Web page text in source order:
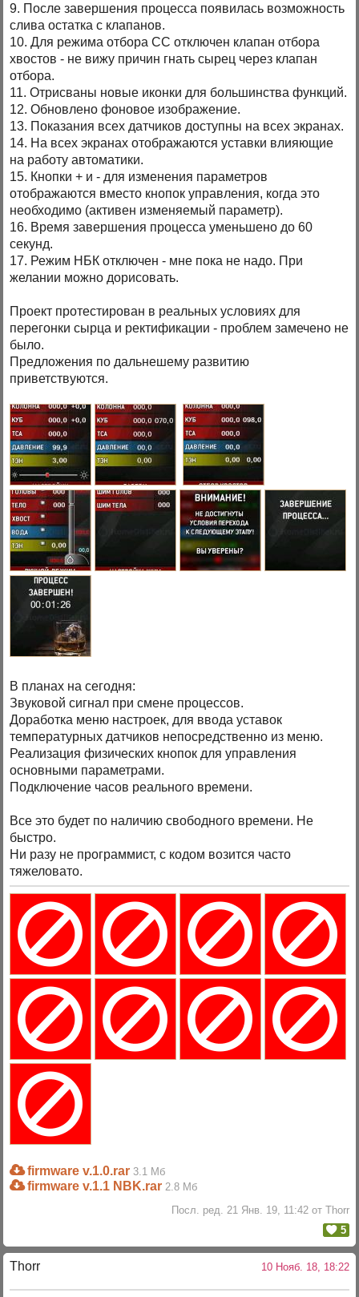
9. После завершения процесса появилась возможность
слива остатка с клапанов.
10. Для режима отбора СС отключен клапан отбора
хвостов - не вижу причин гнать сырец через клапан
отбора.
11. Отрисваны новые иконки для большинства функций.
12. Обновлено фоновое изображение.
13. Показания всех датчиков доступны на всех экранах.
14. На всех экранах отображаются уставки влияющие
на работу автоматики.
15. Кнопки + и - для изменения параметров
отображаются вместо кнопок управления, когда это
необходимо (активен изменяемый параметр).
16. Время завершения процесса уменьшено до 60
секунд.
17. Режим НБК отключен - мне пока не надо. При
желании можно дорисовать.
Проект протестирован в реальных условиях для
перегонки сырца и ректификации - проблем замечено не
было.
Предложения по дальнешему развитию
приветствуются.
В планах на сегодня:
Звуковой сигнал при смене процессов.
Доработка меню настроек, для ввода уставок
температурных датчиков непосредственно из меню.
Реализация физических кнопок для управления
основными параметрами.
Подключение часов реального времени.
Все это будет по наличию свободного времени. Не
быстро.
Ни разу не программист, с кодом возится часто
тяжеловато.
firmware v.1.0.rar 3.1 Мб
firmware v.1.1 NBK.rar 2.8 Мб
Посл. ред. 21 Янв. 19, 11:42 от Thorr
5
Thorr 10 Нояб. 18, 18:22